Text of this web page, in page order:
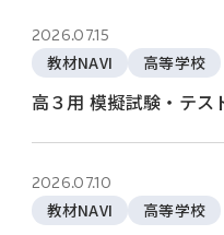
2026.07.15
教材NAVI 高等学校
高３用 模擬試験・テス
2026.07.10
教材NAVI 高等学校